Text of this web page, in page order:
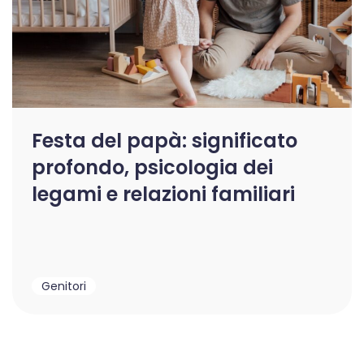
Festa del papà: significato
profondo, psicologia dei
legami e relazioni familiari
Genitori